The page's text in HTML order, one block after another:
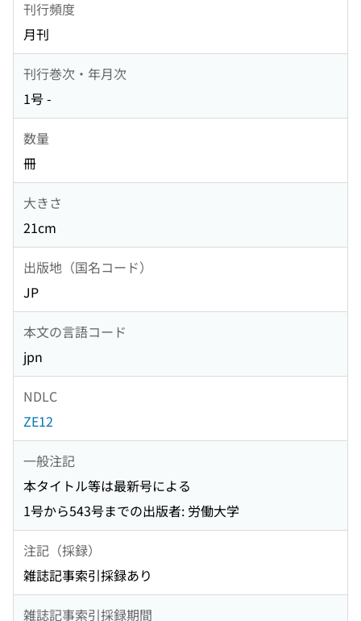
刊行頻度
月刊
刊行巻次・年月次
1号 -
数量
冊
大きさ
21cm
出版地（国名コード）
JP
本文の言語コード
jpn
NDLC
ZE12
一般注記
本タイトル等は最新号による
1号から543号までの出版者: 労働大学
注記（採録）
雑誌記事索引採録あり
雑誌記事索引採録期間